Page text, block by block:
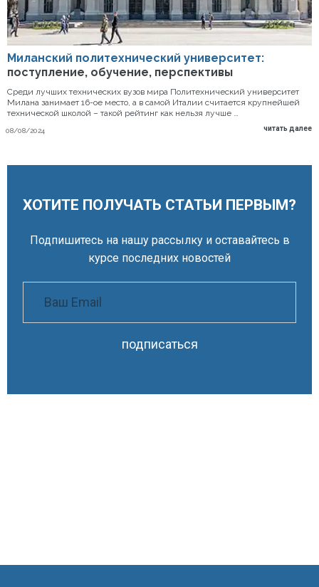
Миланский политехнический университет:
поступление, обучение, перспективы
08/08/2024
Среди лучших технических вузов мира Политехнический университет
Милана занимает 16-ое место, а в самой Италии считается крупнейшей
технической школой – такой рейтинг как нельзя лучше …
читать далее
ХОТИТЕ ПОЛУЧАТЬ СТАТЬИ ПЕРВЫМ?
Подпишитесь на нашу рассылку и оставайтесь в
курсе последних новостей
подписаться